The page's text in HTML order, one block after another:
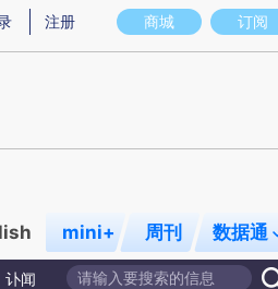
实意图存在偏差。不代表财新观点和立场。
商城 订阅
注册
mini+ 周刊 数据通
讣闻